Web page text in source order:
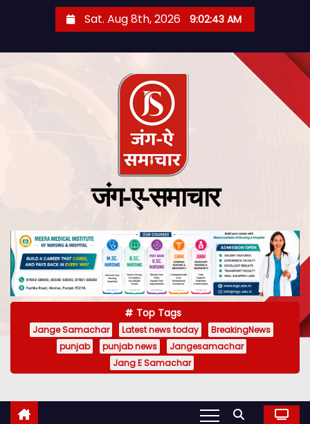
Sat. Aug 8th, 2026 9:02:43 AM
जंग-ए-समाचार
Top Tags
Jange Samachar Latest news today
BreakingNews
punjab
punjab news
Jangesamachar
Jang E Samachar